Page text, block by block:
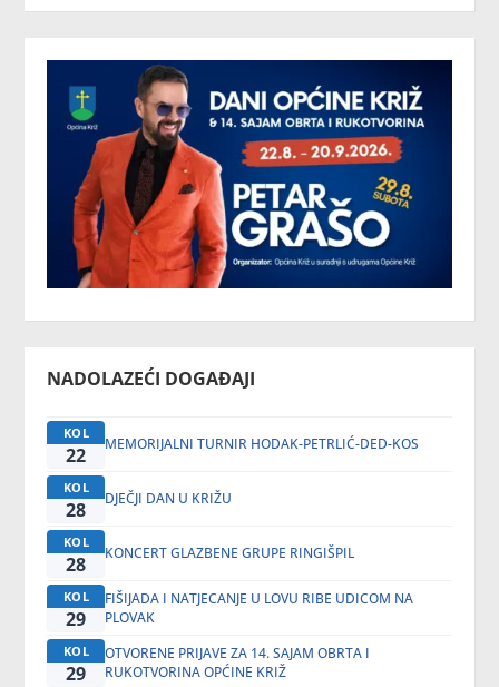
NADOLAZEĆI DOGAĐAJI
KOL
22 MEMORIJALNI TURNIR HODAK-PETRLIĆ-DED-KOS
KOL
28 DJEČJI DAN U KRIŽU
KOL
28 KONCERT GLAZBENE GRUPE RINGIŠPIL
KOL
29
FIŠIJADA I NATJECANJE U LOVU RIBE UDICOM NA
PLOVAK
KOL
29
OTVORENE PRIJAVE ZA 14. SAJAM OBRTA I
RUKOTVORINA OPĆINE KRIŽ